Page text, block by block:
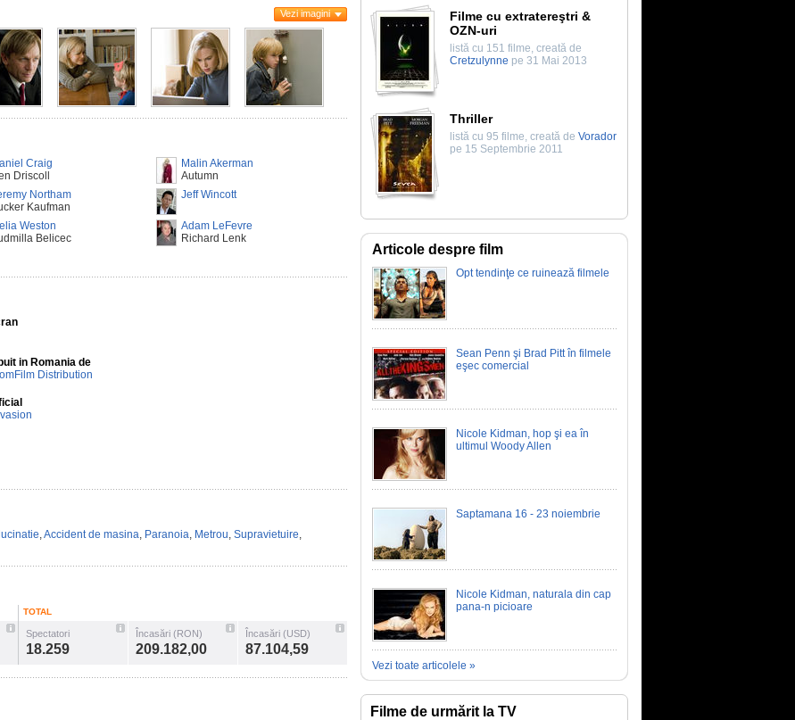
Vezi imagini
Craig
Driscoll
Malin Akerman
Autumn
Northam
Kaufman
Jeff Wincott
Weston
Belicec
Adam LeFevre
Richard Lenk
in Romania de
Distribution
,Accident de masina, Paranoia, Metrou, Supravietuire,
TOTAL
Spectatori
18.259
Încasări (RON)
209.182,00
Încasări (USD)
87.104,59
Filme cu extratereştri &
OZN-uri
listă cu 151 filme, creată de
Cretzulynne pe 31 Mai 2013
Thriller
listă cu 95 filme, creată de Vorador
pe 15 Septembrie 2011
Articole despre film
Opt tendinţe ce ruinează filmele
Sean Penn şi Brad Pitt în filmele
eşec comercial
Nicole Kidman, hop şi ea în
ultimul Woody Allen
Saptamana 16 - 23 noiembrie
Nicole Kidman, naturala din cap
pana-n picioare
Vezi toate articolele »
Filme de urmărit la TV